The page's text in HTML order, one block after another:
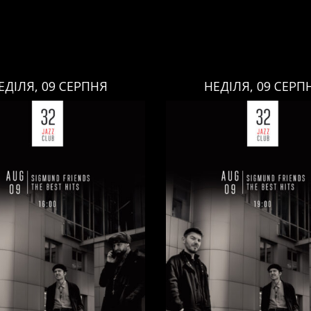
09 СЕРПНЯ
Ціна:
Павло Литвиненко
,)/Денис Дудко (Бас,)/
Люлякін (Барабани
НЕДІЛЯ, 09
Ціна:
Виконавці:
Павло
(Рояль,)/Денис Дудко
Олександр Люлякін (